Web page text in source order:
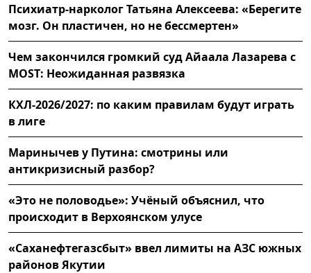
Психиатр-нарколог Татьяна Алексеева: «Берегите
мозг. Он пластичен, но не бессмертен»
Чем закончился громкий суд Айаала Лазарева с
MOST: Неожиданная развязка
КХЛ-2026/2027: по каким правилам будут играть
в лиге
Маринычев у Путина: смотрины или
антикризисный разбор?
«Это не половодье»: Учёный объяснил, что
происходит в Верхоянском улусе
«Саханефтегазсбыт» ввел лимиты на АЗС южных
районов Якутии